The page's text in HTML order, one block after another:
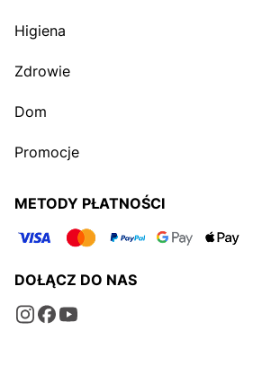
Higiena
Zdrowie
Dom
Promocje
METODY PŁATNOŚCI
DOŁĄCZ DO NAS